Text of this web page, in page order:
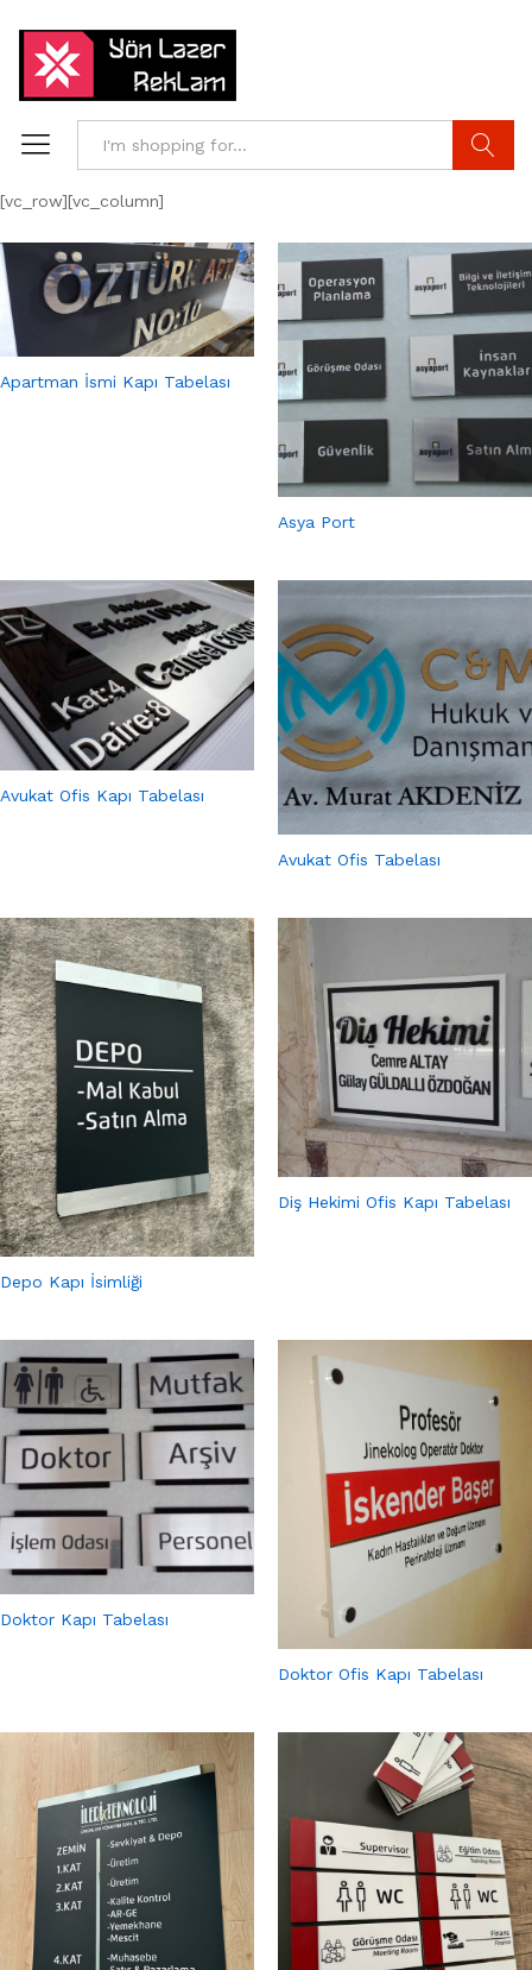
[vc_row][vc_column]
Apartman İsmi Kapı Tabelası
Asya Port
Avukat Ofis Kapı Tabelası
Avukat Ofis Tabelası
Depo Kapı İsimliği
Diş Hekimi Ofis Kapı Tabelası
Doktor Kapı Tabelası
Doktor Ofis Kapı Tabelası